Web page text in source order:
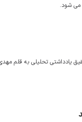
می شود.
یادداشتی تحلیلی به قلم مهدی